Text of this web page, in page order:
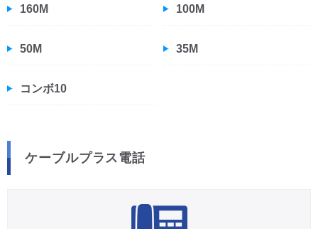
160M 100M
50M 35M
コンボ10
ケーブルプラス電話